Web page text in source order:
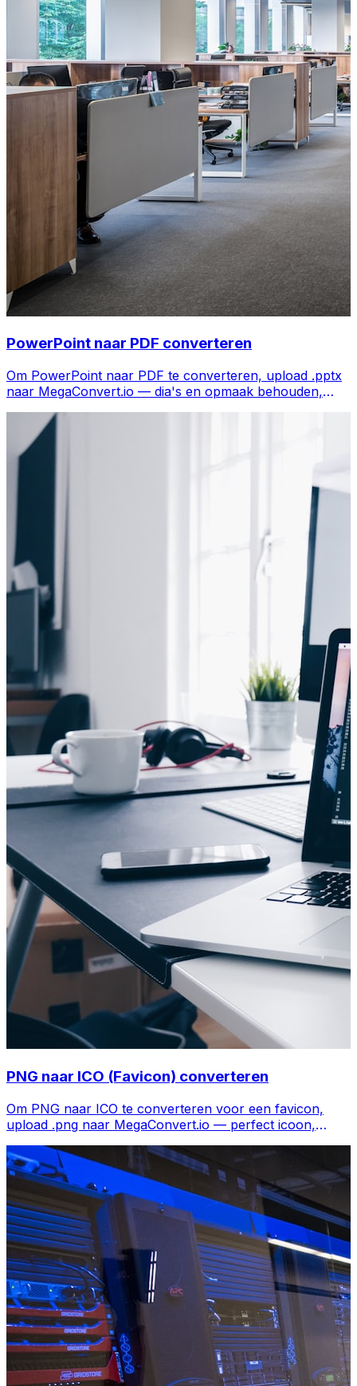
PowerPoint naar PDF converteren
Om PowerPoint naar PDF te converteren, upload .pptx
naar MegaConvert.io — dia's en opmaak behouden,
PNG naar ICO (Favicon) converteren
Om PNG naar ICO te converteren voor een favicon,
upload .png naar MegaConvert.io — perfect icoon,